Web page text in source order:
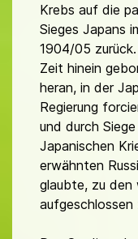
Krebs auf die
Sieges Japans
1904/05
Zeit hinein
heran, in der
Regierung
und durch
Japanischen
erwähnten
glaubte, zu den
aufgeschlossen